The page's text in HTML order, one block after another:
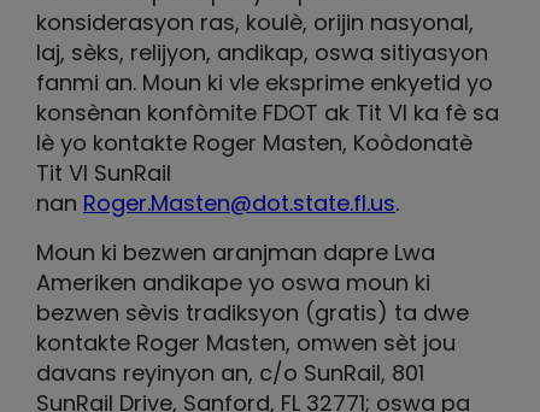
konsiderasyon ras, koulè, orijin nasyonal,
laj, sèks, relijyon, andikap, oswa sitiyasyon
fanmi an. Moun ki vle eksprime enkyetid yo
konsènan konfòmite FDOT ak Tit VI ka fè sa
lè yo kontakte Roger Masten, Koòdonatè
Tit VI SunRail
nan Roger.Masten@dot.state.fl.us.
Moun ki bezwen aranjman dapre Lwa
Ameriken andikape yo oswa moun ki
bezwen sèvis tradiksyon (gratis) ta dwe
kontakte Roger Masten, omwen sèt jou
davans reyinyon an, c/o SunRail, 801
SunRail Drive, Sanford, FL 32771; oswa pa